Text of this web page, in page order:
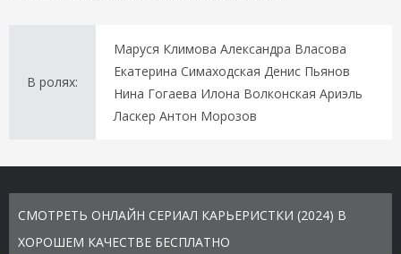
В ролях:
Маруся Климова Александра Власова
Екатерина Симаходская Денис Пьянов
Нина Гогаева Илона Волконская Ариэль
Ласкер Антон Морозов
СМОТРЕТЬ ОНЛАЙН СЕРИАЛ КАРЬЕРИСТКИ (2024) В
ХОРОШЕМ КАЧЕСТВЕ БЕСПЛАТНО